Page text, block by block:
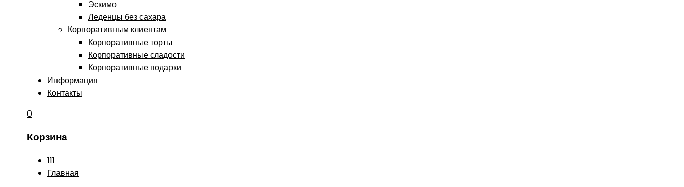
Эскимо
Леденцы без сахара
Корпоративным клиентам
Корпоративные торты
Корпоративные сладости
Корпоративные подарки
Информация
Контакты
0
Корзина
111
Главная